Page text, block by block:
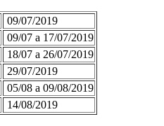
09/07/2019
09/07 a 17/07/2019
18/07 a 26/07/2019
29/07/2019
05/08 a 09/08/2019
14/08/2019